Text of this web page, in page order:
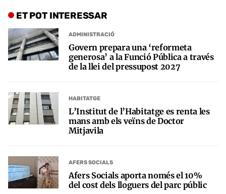
ET POT INTERESSAR
ADMINISTRACIÓ
Govern prepara una ‘reformeta
generosa’ a la Funció Pública a través
de la llei del pressupost 2027
HABITATGE
L’Institut de l’Habitatge es renta les
mans amb els veïns de Doctor
Mitjavila
AFERS SOCIALS
Afers Socials aporta només el 10%
del cost dels lloguers del parc públic